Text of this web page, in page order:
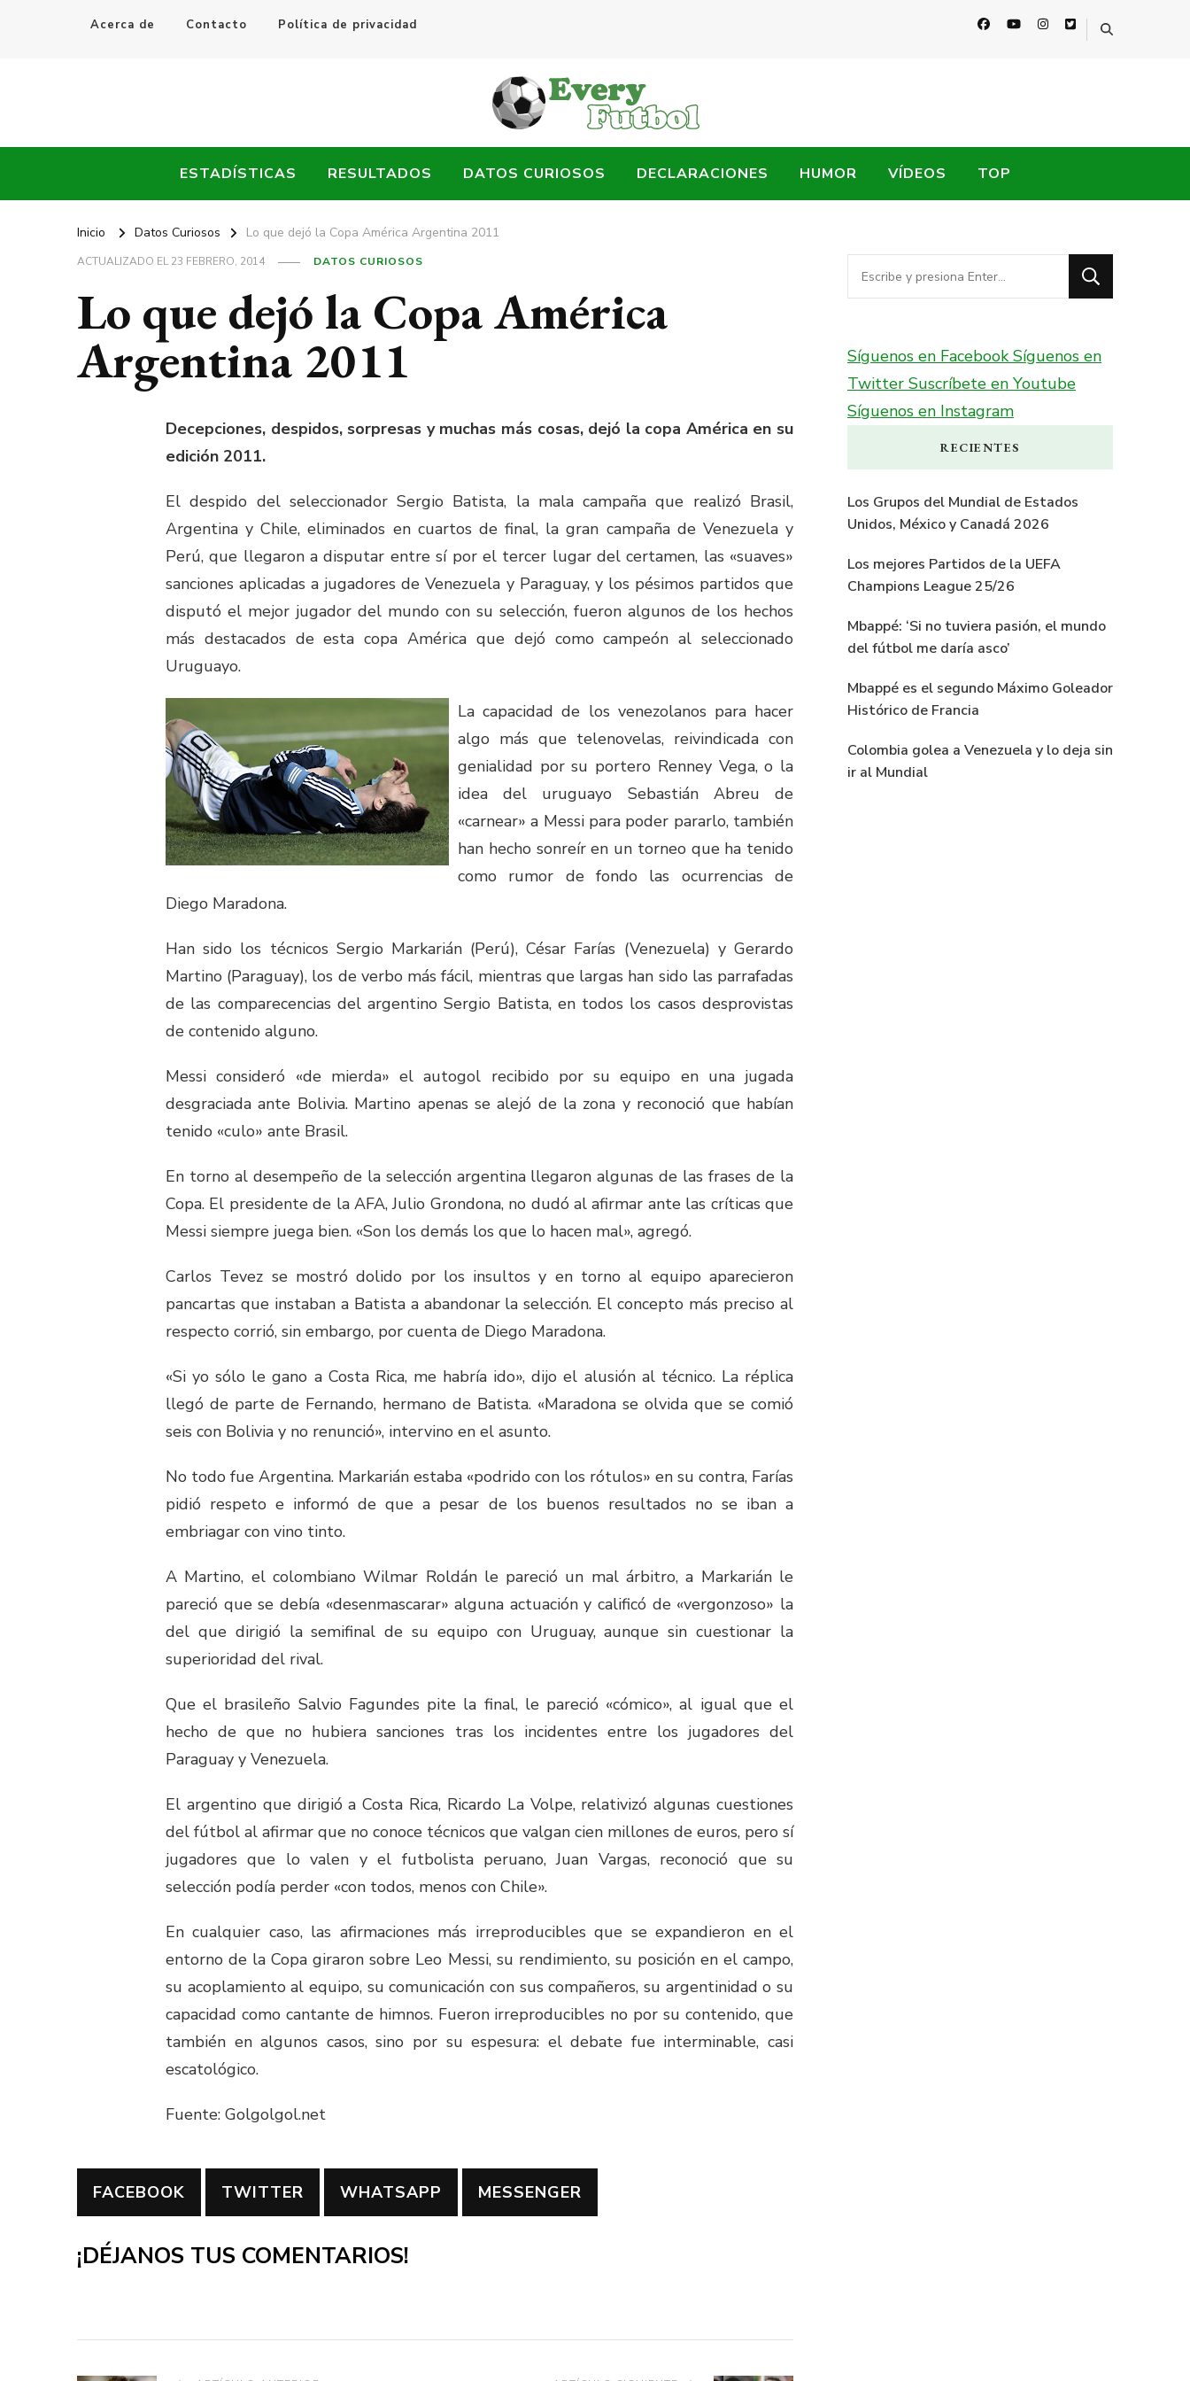
Acerca de Contacto Política de privacidad
Every Fútbol
ESTADÍSTICAS RESULTADOS DATOS CURIOSOS DECLARACIONES HUMOR VÍDEOS TOP
Inicio Datos Curiosos Lo que dejó la Copa América Argentina 2011
ACTUALIZADO EL23 FEBRERO, 2014 DATOS CURIOSOS
Lo que dejó la Copa América
Argentina 2011
Decepciones, despidos, sorpresas y muchas más cosas, dejó la copa América en su
edición 2011.
El despido del seleccionador Sergio Batista, la mala campaña que realizó Brasil,
Argentina y Chile, eliminados en cuartos de final, la gran campaña de Venezuela y
Perú, que llegaron a disputar entre sí por el tercer lugar del certamen, las «suaves»
sanciones aplicadas a jugadores de Venezuela y Paraguay, y los pésimos partidos que
disputó el mejor jugador del mundo con su selección, fueron algunos de los hechos
más destacados de esta copa América que dejó como campeón al seleccionado
Uruguayo.
La capacidad de los venezolanos para hacer
algo más que telenovelas, reivindicada con
genialidad por su portero Renney Vega, o la
idea del uruguayo Sebastián Abreu de
«carnear» a Messi para poder pararlo, también
han hecho sonreír en un torneo que ha tenido
como rumor de fondo las ocurrencias de
Diego Maradona.
Han sido los técnicos Sergio Markarián (Perú), César Farías (Venezuela) y Gerardo
Martino (Paraguay), los de verbo más fácil, mientras que largas han sido las parrafadas
de las comparecencias del argentino Sergio Batista, en todos los casos desprovistas
de contenido alguno.
Messi consideró «de mierda» el autogol recibido por su equipo en una jugada
desgraciada ante Bolivia. Martino apenas se alejó de la zona y reconoció que habían
tenido «culo» ante Brasil.
En torno al desempeño de la selección argentina llegaron algunas de las frases de la
Copa. El presidente de la AFA, Julio Grondona, no dudó al afirmar ante las críticas que
Messi siempre juega bien. «Son los demás los que lo hacen mal», agregó.
Carlos Tevez se mostró dolido por los insultos y en torno al equipo aparecieron
pancartas que instaban a Batista a abandonar la selección. El concepto más preciso al
respecto corrió, sin embargo, por cuenta de Diego Maradona.
«Si yo sólo le gano a Costa Rica, me habría ido», dijo el alusión al técnico. La réplica
llegó de parte de Fernando, hermano de Batista. «Maradona se olvida que se comió
seis con Bolivia y no renunció», intervino en el asunto.
No todo fue Argentina. Markarián estaba «podrido con los rótulos» en su contra, Farías
pidió respeto e informó de que a pesar de los buenos resultados no se iban a
embriagar con vino tinto.
A Martino, el colombiano Wilmar Roldán le pareció un mal árbitro, a Markarián le
pareció que se debía «desenmascarar» alguna actuación y calificó de «vergonzoso» la
del que dirigió la semifinal de su equipo con Uruguay, aunque sin cuestionar la
superioridad del rival.
Que el brasileño Salvio Fagundes pite la final, le pareció «cómico», al igual que el
hecho de que no hubiera sanciones tras los incidentes entre los jugadores del
Paraguay y Venezuela.
El argentino que dirigió a Costa Rica, Ricardo La Volpe, relativizó algunas cuestiones
del fútbol al afirmar que no conoce técnicos que valgan cien millones de euros, pero sí
jugadores que lo valen y el futbolista peruano, Juan Vargas, reconoció que su
selección podía perder «con todos, menos con Chile».
En cualquier caso, las afirmaciones más irreproducibles que se expandieron en el
entorno de la Copa giraron sobre Leo Messi, su rendimiento, su posición en el campo,
su acoplamiento al equipo, su comunicación con sus compañeros, su argentinidad o su
capacidad como cantante de himnos. Fueron irreproducibles no por su contenido, que
también en algunos casos, sino por su espesura: el debate fue interminable, casi
escatológico.
Fuente: Golgolgol.net
FACEBOOK TWITTER WHATSAPP MESSENGER
¡DÉJANOS TUS COMENTARIOS!
¿Buscas
algo?
Síguenos en FacebookSíguenos en
Twitter Suscríbete en Youtube
Síguenos en Instagram
RECIENTES
Los Grupos del Mundial de Estados
Unidos, México y Canadá 2026
Los mejores Partidos de la UEFA
Champions League 25/26
Mbappé: ‘Si no tuviera pasión, el mundo
del fútbol me daría asco’
Mbappé es el segundo Máximo Goleador
Histórico de Francia
Colombia golea a Venezuela y lo deja sin
ir al Mundial